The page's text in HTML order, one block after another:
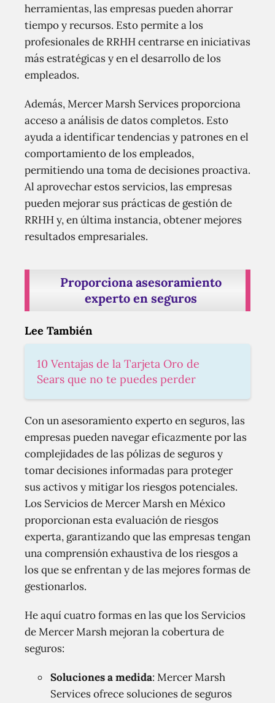
herramientas, las empresas pueden ahorrar
tiempo y recursos. Esto permite a los
profesionales de RRHH centrarse en iniciativas
más estratégicas y en el desarrollo de los
empleados.
Además, Mercer Marsh Services proporciona
acceso a análisis de datos completos. Esto
ayuda a identificar tendencias y patrones en el
comportamiento de los empleados,
permitiendo una toma de decisiones proactiva.
Al aprovechar estos servicios, las empresas
pueden mejorar sus prácticas de gestión de
RRHH y, en última instancia, obtener mejores
resultados empresariales.
Proporciona asesoramiento
experto en seguros
Lee También
10 Ventajas de la Tarjeta Oro de
Sears que no te puedes perder
Con un asesoramiento experto en seguros, las
empresas pueden navegar eficazmente por las
complejidades de las pólizas de seguros y
tomar decisiones informadas para proteger
sus activos y mitigar los riesgos potenciales.
Los Servicios de Mercer Marsh en México
proporcionan esta evaluación de riesgos
experta, garantizando que las empresas tengan
una comprensión exhaustiva de los riesgos a
los que se enfrentan y de las mejores formas de
gestionarlos.
He aquí cuatro formas en las que los Servicios
de Mercer Marsh mejoran la cobertura de
seguros:
Soluciones a medida: Mercer Marsh
Services ofrece soluciones de seguros